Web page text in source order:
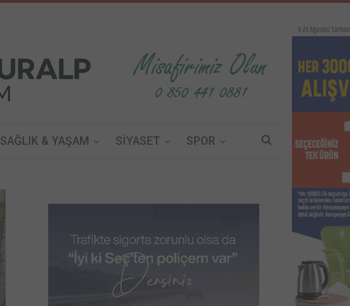
SAĞLIK & YAŞAM SİYASET SPOR